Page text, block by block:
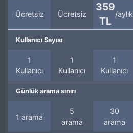
Ücretsiz Ücretsiz
359
TL
/aylık
Kullanıcı Sayısı
1
Kullanıcı
1
Kullanıcı
1
Kullanıcı
Günlük arama sınırı
1 arama
5
arama
30
arama